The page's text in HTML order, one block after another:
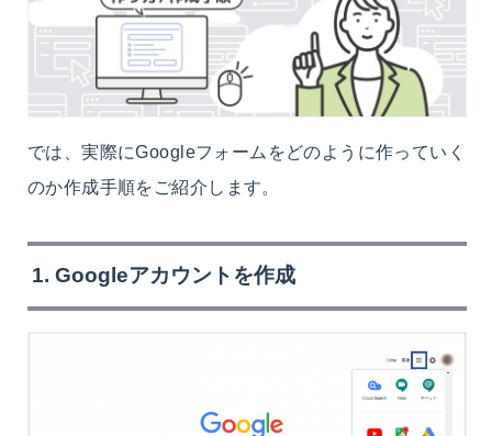
では、実際にGoogleフォームをどのように作っていく
のか作成手順をご紹介します。
1. Googleアカウントを作成